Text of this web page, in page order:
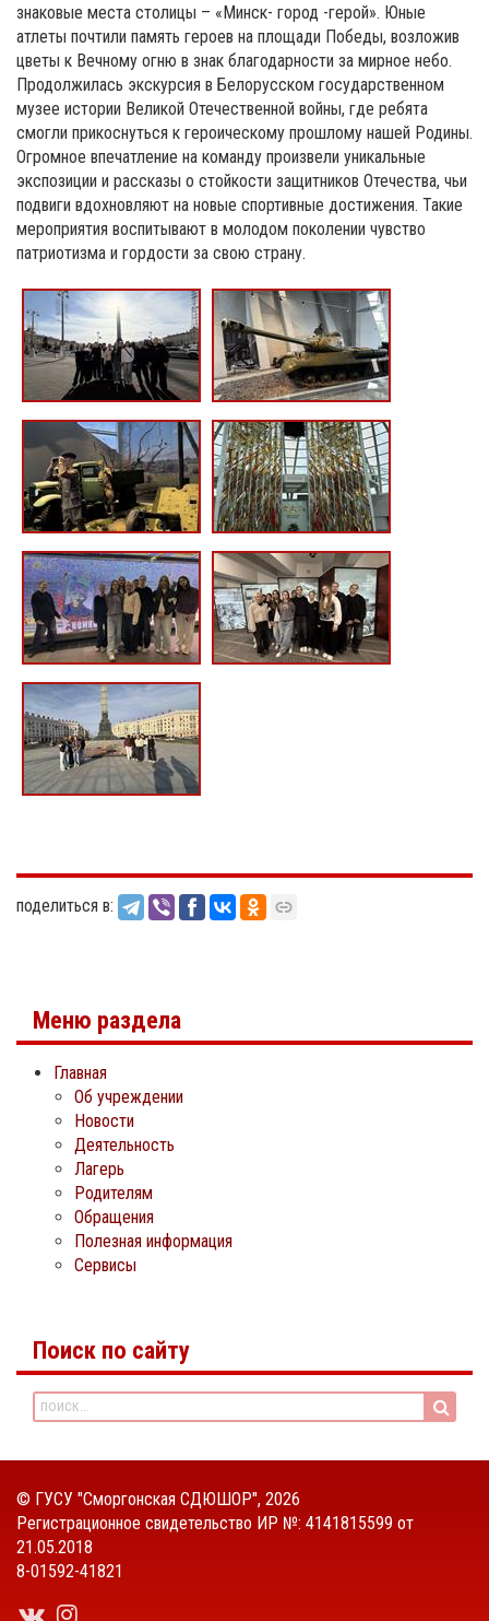
знаковые места столицы – «Минск- город -герой». Юные
атлеты почтили память героев на площади Победы, возложив
цветы к Вечному огню в знак благодарности за мирное небо.
Продолжилась экскурсия в Белорусском государственном
музее истории Великой Отечественной войны, где ребята
смогли прикоснуться к героическому прошлому нашей Родины.
Огромное впечатление на команду произвели уникальные
экспозиции и рассказы о стойкости защитников Отечества, чьи
подвиги вдохновляют на новые спортивные достижения. Такие
мероприятия воспитывают в молодом поколении чувство
патриотизма и гордости за свою страну.
поделиться в:
Меню раздела
Главная
Об учреждении
Новости
Деятельность
Лагерь
Родителям
Обращения
Полезная информация
Сервисы
Поиск по сайту
© ГУСУ "Сморгонская СДЮШОР", 2026
Регистрационное свидетельство ИР №: 4141815599 от
21.05.2018
8-01592-41821